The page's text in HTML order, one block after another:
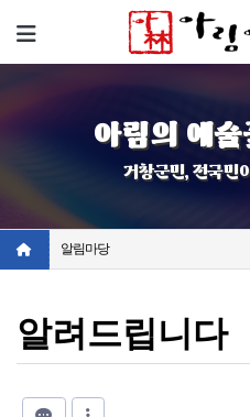
메뉴
아림의 예
거창군민, 전국민
알림마당
알려드립니다